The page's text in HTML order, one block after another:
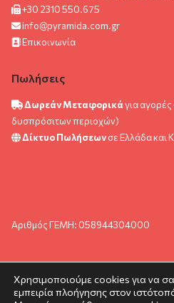
+30 2310 550.675
info@pyramida.com.gr
Επικοινωνία
Πωλήσεις
Δωρεάν Μεταφορικάγια
δυσπρόσιτων περιοχών)
Δίκτυο Πωλήσεωνσε Ελλάδα και
Αριθμός ΓΕΜΗ: 058944304000
© pyramida.com.gr 2024. All rights
Χρησιμοποιούμε cookies για να
εμπειρία πλοήγησης στον